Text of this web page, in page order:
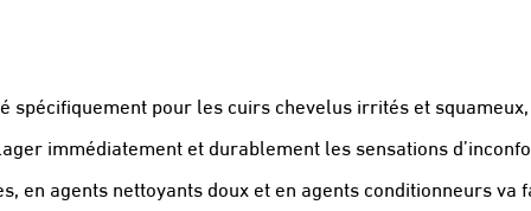
spécifiquement pour les cuirs chevelus irrités et
immédiatement et durablement les sensations
en agents nettoyants doux et en agents conditionneurs va